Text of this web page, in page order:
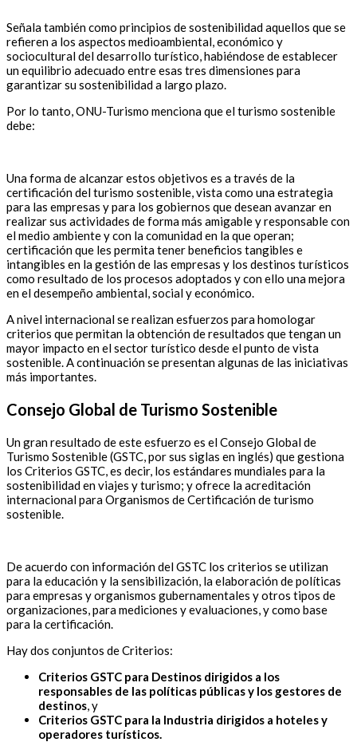
Señala también como principios de sostenibilidad aquellos que se
refieren a los aspectos medioambiental, económico y
sociocultural del desarrollo turístico, habiéndose de establecer
un equilibrio adecuado entre esas tres dimensiones para
garantizar su sostenibilidad a largo plazo.
Por lo tanto, ONU-Turismo menciona que el turismo sostenible
debe:
Una forma de alcanzar estos objetivos es a través de la
certificación del turismo sostenible, vista como una estrategia
para las empresas y para los gobiernos que desean avanzar en
realizar sus actividades de forma más amigable y responsable con
el medio ambiente y con la comunidad en la que operan;
certificación que les permita tener beneficios tangibles e
intangibles en la gestión de las empresas y los destinos turísticos
como resultado de los procesos adoptados y con ello una mejora
en el desempeño ambiental, social y económico.
A nivel internacional se realizan esfuerzos para homologar
criterios que permitan la obtención de resultados que tengan un
mayor impacto en el sector turístico desde el punto de vista
sostenible. A continuación se presentan algunas de las iniciativas
más importantes.
Consejo Global de Turismo Sostenible
Un gran resultado de este esfuerzo es el Consejo Global de
Turismo Sostenible (GSTC, por sus siglas en inglés) que gestiona
los Criterios GSTC, es decir, los estándares mundiales para la
sostenibilidad en viajes y turismo; y ofrece la acreditación
internacional para Organismos de Certificación de turismo
sostenible.
De acuerdo con información del GSTC los criterios se utilizan
para la educación y la sensibilización, la elaboración de políticas
para empresas y organismos gubernamentales y otros tipos de
organizaciones, para mediciones y evaluaciones, y como base
para la certificación.
Hay dos conjuntos de Criterios:
Criterios GSTC para Destinos dirigidos a los
responsables de las políticas públicas y los gestores de
destinos , y
Criterios GSTC para la Industria dirigidos a hoteles y
operadores turísticos.